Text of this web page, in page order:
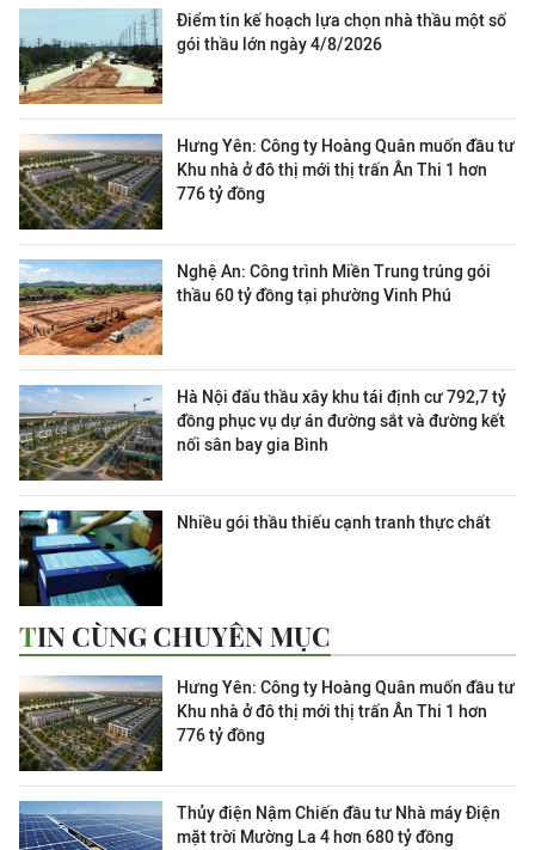
Điểm tin kế hoạch lựa chọn nhà thầu một số
gói thầu lớn ngày 4/8/2026
Hưng Yên: Công ty Hoàng Quân muốn đầu tư
Khu nhà ở đô thị mới thị trấn Ân Thi 1 hơn
776 tỷ đồng
Nghệ An: Công trình Miền Trung trúng gói
thầu 60 tỷ đồng tại phường Vinh Phú
Hà Nội đấu thầu xây khu tái định cư 792,7 tỷ
đồng phục vụ dự án đường sắt và đường kết
nối sân bay gia Bình
Nhiều gói thầu thiếu cạnh tranh thực chất
TIN CÙNG CHUYÊN MỤC
Hưng Yên: Công ty Hoàng Quân muốn đầu tư
Khu nhà ở đô thị mới thị trấn Ân Thi 1 hơn
776 tỷ đồng
Thủy điện Nậm Chiến đầu tư Nhà máy Điện
mặt trời Mường La 4 hơn 680 tỷ đồng